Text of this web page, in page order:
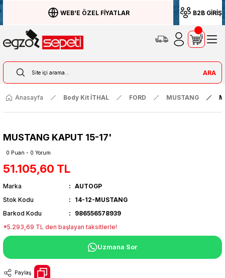
WEB'E ÖZEL FİYATLAR B2B GİRİŞ
ARA
Anasayfa Body Kit İTHAL FORD MUSTANG
MUSTANG KAPUT 15-17'
0 Puan - 0 Yorum
51.105,60 TL
Marka
AUTOGP
Stok Kodu
14-12-MUSTANG
Barkod Kodu
986556578939
*5.293,69 TL den başlayan taksitlerle!
Uzmana Sor
Paylaş